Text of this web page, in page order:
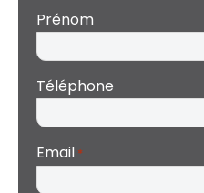
Prénom
Téléphone
Email *